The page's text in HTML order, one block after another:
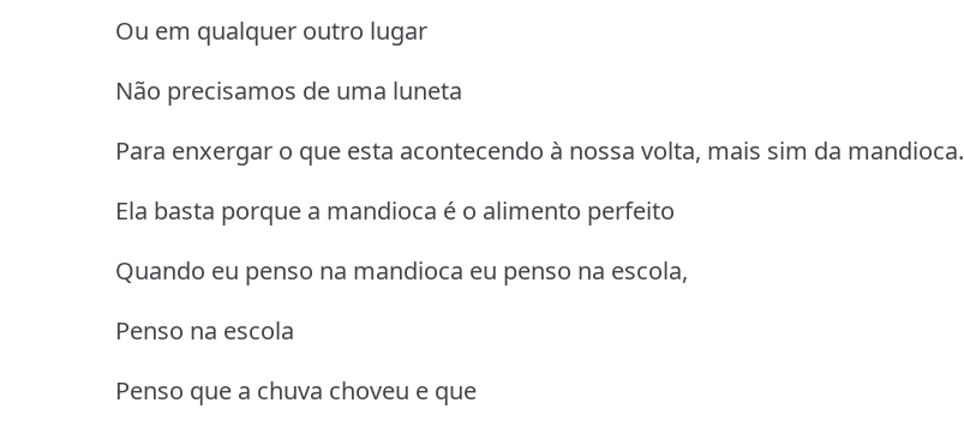
Ou em qualquer outro lugar
Não precisamos de uma luneta
Para enxergar o que esta acontecendo à nossa volta, mais sim da mandioca.
Ela basta porque a mandioca é o alimento perfeito
Quando eu penso na mandioca eu penso na escola,
Penso na escola
Penso que a chuva choveu e que